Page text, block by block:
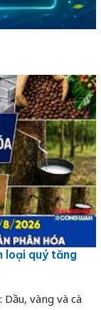
loại quý tăng
vàng và cà